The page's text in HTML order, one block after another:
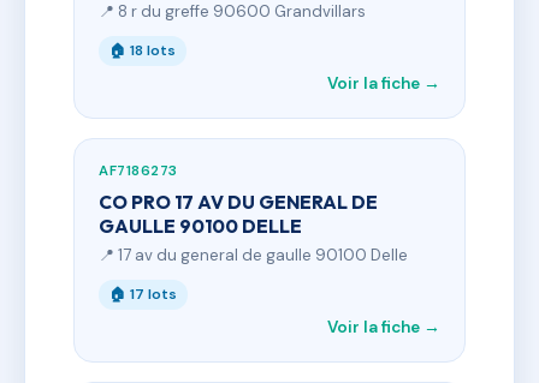
📍 8 r du greffe 90600 Grandvillars
🏠 18 lots
Voir la fiche →
AF7186273
CO PRO 17 AV DU GENERAL DE
GAULLE 90100 DELLE
📍 17 av du general de gaulle 90100 Delle
🏠 17 lots
Voir la fiche →